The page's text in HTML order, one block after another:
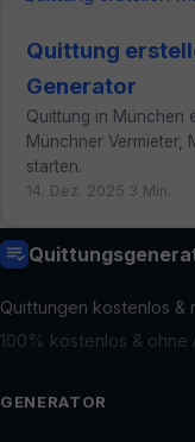
Quittung
Generator
Quittung in München
Münchner Vermieter,
starten.
14. Dez. 2025 3 Min.
Quittungen kostenlos &
100% kostenlos & ohne
GENERATOR